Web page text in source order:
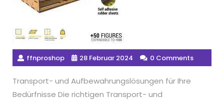
ffnproshop 28 Februar 2024 0 Comments
Transport- und Aufbewahrungslösungen für Ihre
Bedürfnisse Die richtigen Transport- und